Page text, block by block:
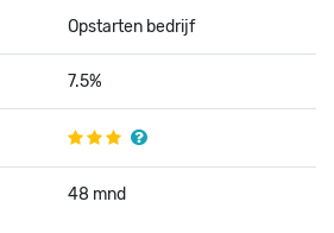
Opstarten bedrijf
7.5%
48 mnd